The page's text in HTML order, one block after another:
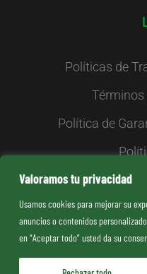
Valoramos tu privacidad
Usamos cookies para mejorar su
anuncios o contenidos
en “Aceptar todo” usted da su
Políticas de
Términos
Política de
Haz tu
Kiosko